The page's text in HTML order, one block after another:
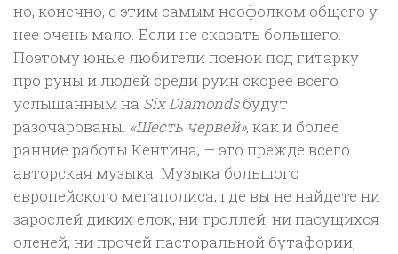
но, конечно, с этим самым неофолком общего у
нее очень мало. Если не сказать большего.
Поэтому юные любители псенок под гитарку
про руны и людей среди руин скорее всего
услышанным на Six Diamondsбудут
разочарованы. «Шесть червей», как и более
ранние работы Кентина, — это прежде всего
авторская музыка. Музыка большого
европейского мегаполиса, где вы не найдете ни
зарослей диких елок, ни троллей, ни пасущихся
оленей, ни прочей пасторальной бутафории,